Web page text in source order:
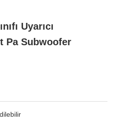
Uyarıcı
Pa Subwoofer